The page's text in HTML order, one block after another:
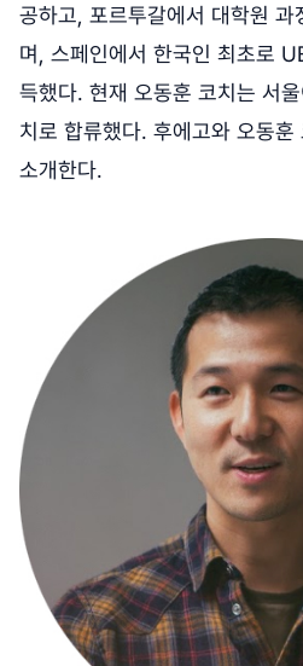
공하고, 포르투갈에서 대학원 과
며, 스페인에서 한국인 최초로
득했다. 현재 오동훈 코치는 서
치로 합류했다. 후에고와 오동
소개한다.